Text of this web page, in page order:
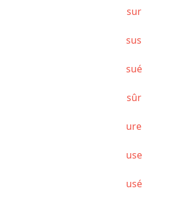
sur
sus
sué
sûr
ure
use
usé